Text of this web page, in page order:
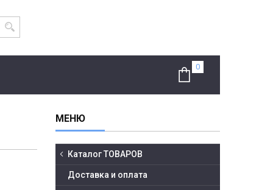
Каталог ТОВАРОВ
Доставка и оплата